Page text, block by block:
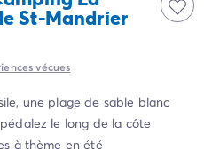
d'Azur
St-Mandrier
vécues
une plage de sable blanc
le long de la côte
à thème en été